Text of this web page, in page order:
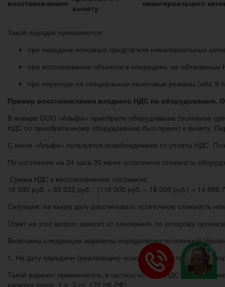
восстановлению вычету
нематериального
Такой порядок применяется:
при передаче основных средств или нематериальных
при использовании объектов в операциях, не
при переходе на специальные налоговые режимы (абз. 9
Пример восстановления входного НДС по оборудованию.
В январе ООО «Альфа» приобрело оборудование (основное
НДС по приобретенному оборудованию был принят к вычету.
С июля «Альфа» пользуется освобождением от уплаты НДС.
По состоянию на 24 часа 30 июня остаточная стоимость
Сумма НДС к восстановлению составила:
18 000 руб. × 83 332 руб. : (118 000 руб. – 18 000 руб.) = 14
Ситуация: на какую дату рассчитывать остаточную стоимость
Ответ на этот вопрос зависит от основания, по которому
Возможны следующие варианты определения остаточной
1. На дату передачи (реализации) основных средств или
Такой вариант применяется, в частности, если НДС
капитал (подп. 1 п. 3 ст. 170 НК РФ).